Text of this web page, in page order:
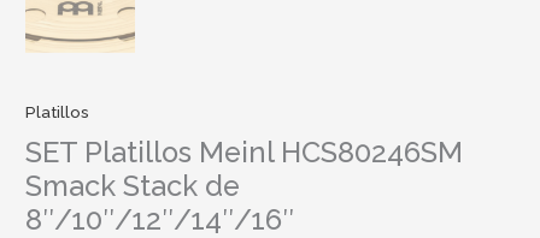
Platillos
SET Platillos Meinl HCS80246SM
Smack Stack de
8″/10″/12″/14″/16″